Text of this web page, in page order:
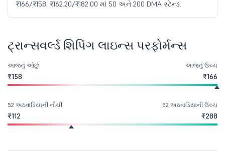
₹166/₹158. ₹162.20/₹182.00 માં 50 અને 200 DMA સ્ટેન્ડ.
ટ્રાન્સવર્લ્ડ શિપિંગ લાઇન્સ પરફોર્મન્સ
આજનું ઓછું
₹158
આજનું ઉચ્ચ
₹166
52 અઠવાડિયાની નીચી
₹112
52 અઠવાડિયાની ઉચ્ચ
₹288